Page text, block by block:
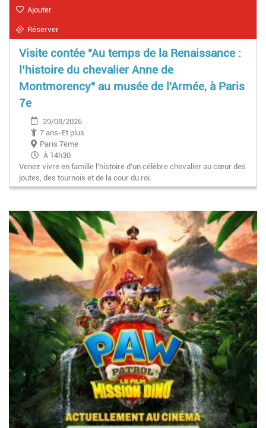
Ajouter
Réserver
Visite contée "Au temps de la Renaissance :
l’histoire du chevalier Anne de
Montmorency" au musée de l'Armée, à Paris
7e
29/08/2026
7 ans-Et plus
Paris 7ème
À 14h30
Venez vivre en famille l'histoire d'un célèbre chevalier au cœur des
joutes, des tournois et de la cour du roi.